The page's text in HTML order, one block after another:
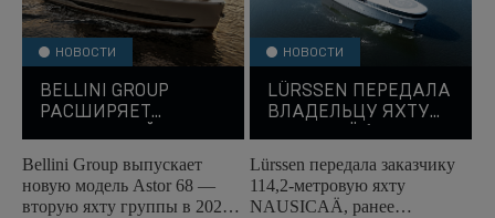
НОВОСТИ
BELLINI GROUP
РАСШИРЯЕТ
ЯХТОЙ ASTOR 68
Bellini Group выпускает
новую модель Astor 68 —
вторую яхту группы в 2026
НОВОСТИ
LÜRSSEN ПЕРЕДАЛА
ВЛАДЕЛЬЦУ ЯХТУ
Lürssen передала заказчику
114,2-метровую яхту
NAUSICAÄ, ранее